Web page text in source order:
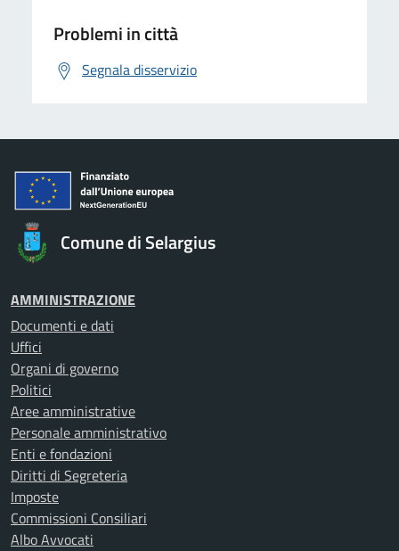
Problemi in città
Segnala disservizio
Comune di Selargius
AMMINISTRAZIONE
Documenti e dati
Uffici
Organi di governo
Politici
Aree amministrative
Personale amministrativo
Enti e fondazioni
Diritti di Segreteria
Imposte
Commissioni Consiliari
Albo Avvocati